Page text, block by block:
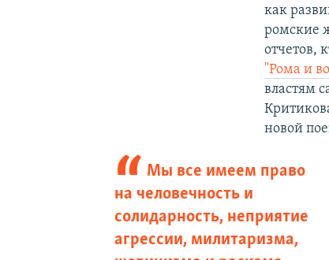
как
ромские
отчетов,
"Рома и
властям
новой
Мы все имеем право
на человечность и
солидарность, неприятие
агрессии, милитаризма,